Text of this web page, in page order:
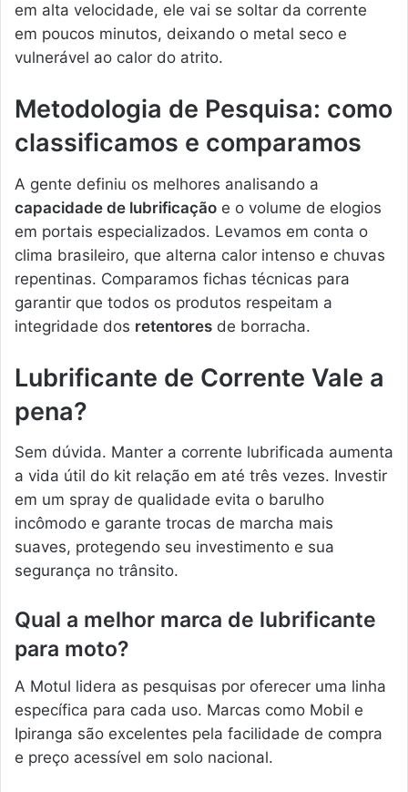
em alta velocidade, ele vai se soltar da corrente
em poucos minutos, deixando o metal seco e
vulnerável ao calor do atrito.
Metodologia de Pesquisa: como
classificamos e comparamos
A gente definiu os melhores analisando a
capacidade de lubrificação e o volume de elogios
em portais especializados. Levamos em conta o
clima brasileiro, que alterna calor intenso e chuvas
repentinas. Comparamos fichas técnicas para
garantir que todos os produtos respeitam a
integridade dos retentores de borracha.
Lubrificante de Corrente Vale a
pena?
Sem dúvida. Manter a corrente lubrificada aumenta
a vida útil do kit relação em até três vezes. Investir
em um spray de qualidade evita o barulho
incômodo e garante trocas de marcha mais
suaves, protegendo seu investimento e sua
segurança no trânsito.
Qual a melhor marca de lubrificante
para moto?
A Motul lidera as pesquisas por oferecer uma linha
específica para cada uso. Marcas como Mobil e
Ipiranga são excelentes pela facilidade de compra
e preço acessível em solo nacional.